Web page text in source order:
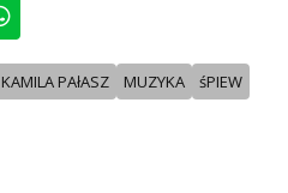
KAMILA PAłASZ MUZYKA śPIEW